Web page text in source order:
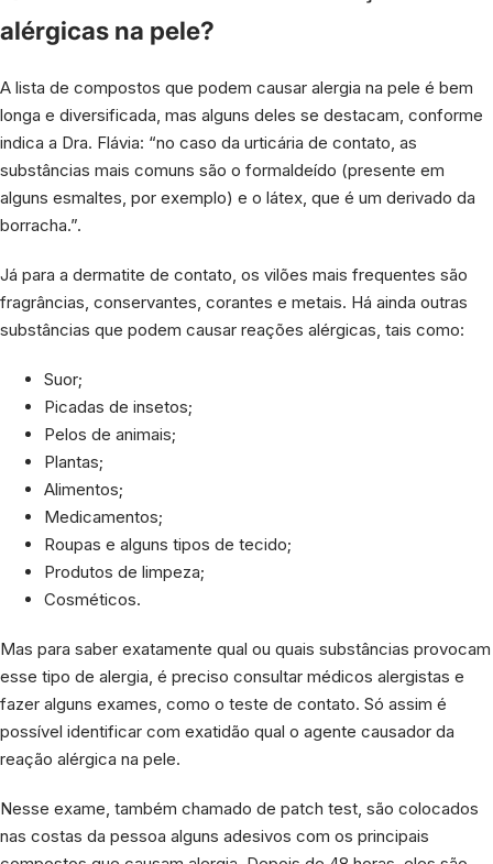
alérgicas na pele?
A lista de compostos que podem causar alergia na pele é bem
longa e diversificada, mas alguns deles se destacam, conforme
indica a Dra. Flávia: “no caso da urticária de contato, as
substâncias mais comuns são o formaldeído (presente em
alguns esmaltes, por exemplo) e o látex, que é um derivado da
borracha.”.
Já para a dermatite de contato, os vilões mais frequentes são
fragrâncias, conservantes, corantes e metais. Há ainda outras
substâncias que podem causar reações alérgicas, tais como:
Suor;
Picadas de insetos;
Pelos de animais;
Plantas;
Alimentos;
Medicamentos;
Roupas e alguns tipos de tecido;
Produtos de limpeza;
Cosméticos.
Mas para saber exatamente qual ou quais substâncias provocam
esse tipo de alergia, é preciso consultar médicos alergistas e
fazer alguns exames, como o teste de contato. Só assim é
possível identificar com exatidão qual o agente causador da
reação alérgica na pele.
Nesse exame, também chamado de patch test, são colocados
nas costas da pessoa alguns adesivos com os principais